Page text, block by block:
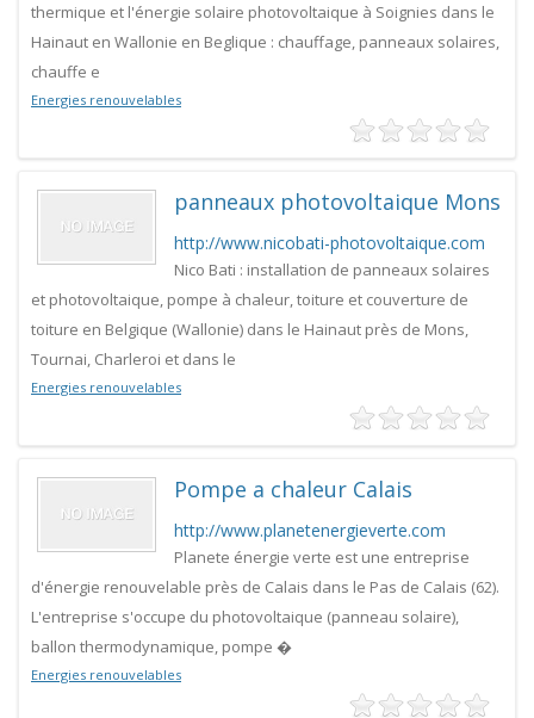
thermique et l'énergie solaire photovoltaique à Soignies dans le
Hainaut en Wallonie en Beglique : chauffage, panneaux solaires,
chauffe e
Energies renouvelables
panneaux photovoltaique Mons
http://www.nicobati-photovoltaique.com
Nico Bati : installation de panneaux solaires
et photovoltaique, pompe à chaleur, toiture et couverture de
toiture en Belgique (Wallonie) dans le Hainaut près de Mons,
Tournai, Charleroi et dans le
Energies renouvelables
Pompe a chaleur Calais
http://www.planetenergieverte.com
Planete énergie verte est une entreprise
d'énergie renouvelable près de Calais dans le Pas de Calais (62).
L'entreprise s'occupe du photovoltaique (panneau solaire),
ballon thermodynamique, pompe �
Energies renouvelables